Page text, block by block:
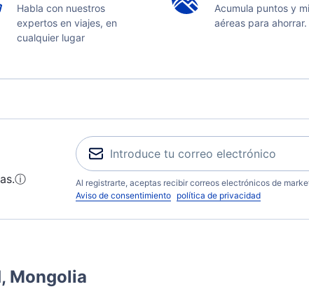
Habla con nuestros
expertos en viajes, en
cualquier lugar
Acumula puntos y
aéreas para ahorrar.
ⓘ
Al registrarte, aceptas recibir correos electrónicos de
Aviso de consentimiento política de privacidad
Mongolia